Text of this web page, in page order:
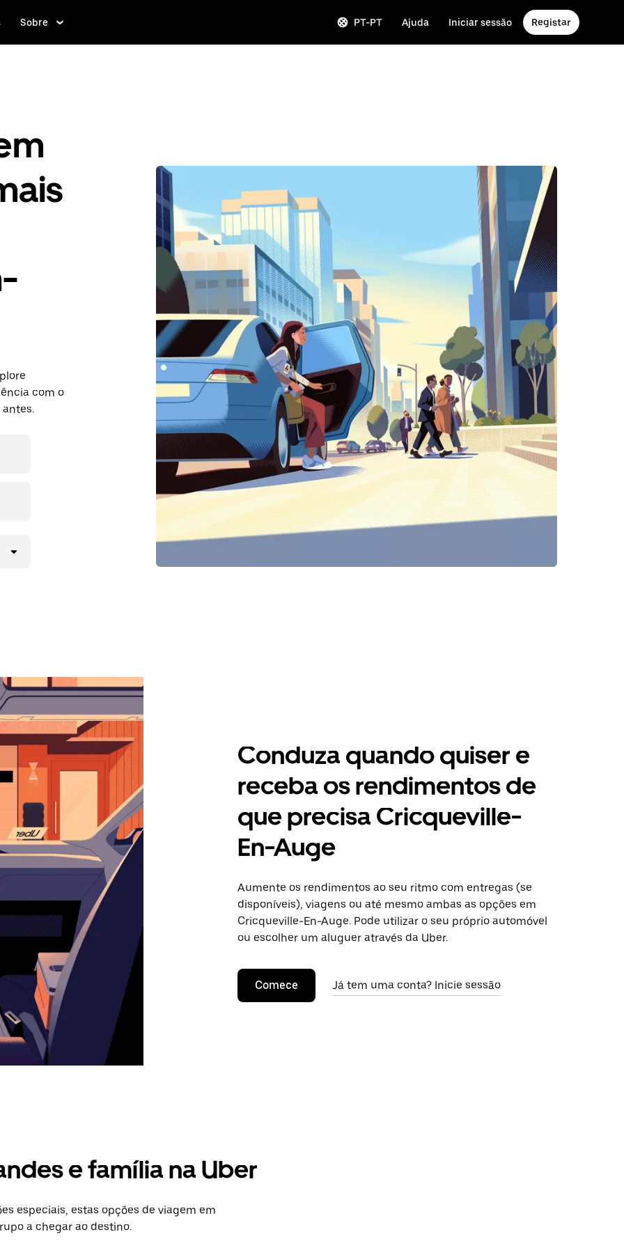
Sobre PT-PT Ajuda Iniciar sessão Registar
com o
Conduza quando quiser e
receba os rendimentos de
que precisa Cricqueville-
En-Auge
Aumente os rendimentos ao seu ritmo com entregas (se
disponíveis), viagens ou até mesmo ambas as opções em
Cricqueville-En-Auge. Pode utilizar o seu próprio automóvel
ou escolher um aluguer através da Uber.
Comece Já tem uma conta? Inicie sessão
e família na Uber
especiais, estas opções de viagem em
a chegar ao destino.